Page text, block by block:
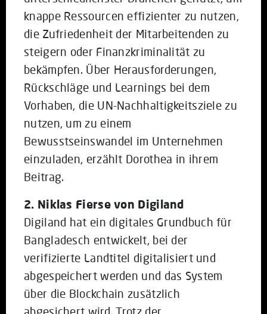
knappe Ressourcen effizienter zu nutzen,
die Zufriedenheit der Mitarbeitenden zu
steigern oder Finanzkriminalität zu
bekämpfen. Über Herausforderungen,
Rückschläge und Learnings bei dem
Vorhaben, die UN-Nachhaltigkeitsziele zu
nutzen, um zu einem
Bewusstseinswandel im Unternehmen
einzuladen, erzählt Dorothea in ihrem
Beitrag.
2. Niklas Fierse von Digiland
Digiland hat ein digitales Grundbuch für
Bangladesch entwickelt, bei der
verifizierte Landtitel digitalisiert und
abgespeichert werden und das System
über die Blockchain zusätzlich